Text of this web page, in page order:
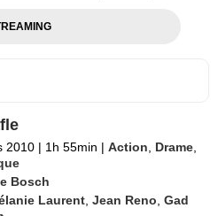
2010 | 1h 55min | Action Drame
Bosch
Laurent ,Jean Reno ,Gad